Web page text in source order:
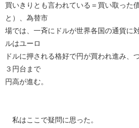
買いきりとも言われている＝買い取った
と）、為替市
場では、一斉にドルが世界各国の通貨に
ルはユーロ
ドルに押される格好で円が買われ進み、
３円台まで
円高が進む。
私はここで疑問に思った。